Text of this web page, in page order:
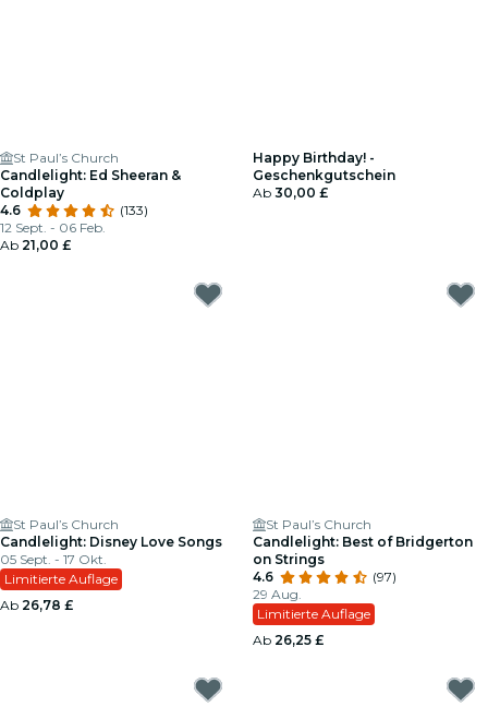
St Paul’s Church
Candlelight: Ed Sheeran &
Coldplay
4.6
(133)
12 Sept. - 06 Feb.
Ab 21,00 £
Happy Birthday! -
Geschenkgutschein
Ab 30,00 £
St Paul’s Church
Candlelight: Disney Love Songs
05 Sept. - 17 Okt.
Limitierte Auflage
Ab 26,78 £
St Paul’s Church
Candlelight: Best of Bridgerton
on Strings
4.6
(97)
29 Aug.
Limitierte Auflage
Ab 26,25 £